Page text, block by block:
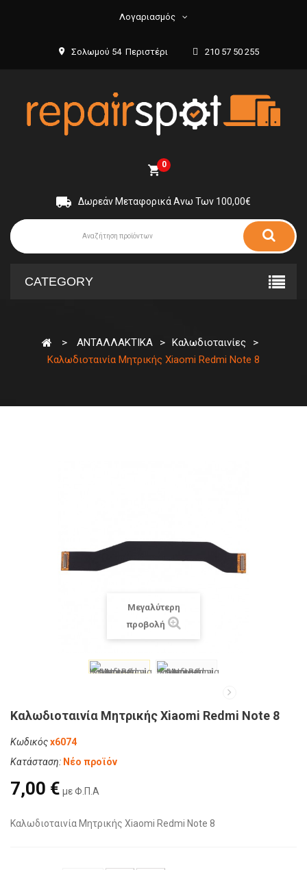
Λογαριασμός
Σολωμού 54 Περιστέρι 210 57 50 255
0
Δωρεάν Μεταφορικά Ανω Των 100,00€
CATEGORY
> ΑΝΤΑΛΛΑΚΤΙΚΑ > Καλωδιοταινίες
>
Καλωδιοταινία Μητρικής Xiaomi Redmi Note 8
Μεγαλύτερη
προβολή
Καλωδιοταινία Μητρικής Xiaomi Redmi Note 8
Κωδικόςx6074
Κατάσταση: Νέο προϊόν
7,00 € με Φ.Π.Α
Καλωδιοταινία Μητρικής Xiaomi Redmi Note 8